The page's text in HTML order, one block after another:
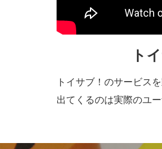
ト
トイサブ！のサービス
出てくるのは実際のユ